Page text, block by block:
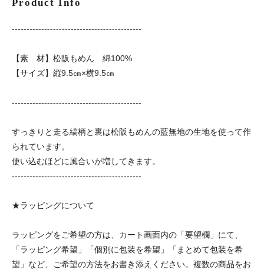
Product Info
--------------------------------------------
【素 材】松阪もめん 綿100%
【サイズ】縦9.5㎝×横9.5㎝
--------------------------------------------
すっきりと走る縞柄と裏は松阪もめんの藍無地の生地を使って作
られています。
使い込むほどに風合いが増してきます。
--------------------------------------------
★ラッピングについて
ラッピングをご希望の方は、カート画面内の「要望欄」にて、
「ラッピング希望」「個別に包装を希望」「まとめて包装を希
望」など、ご希望の方法をお書き添えください。複数の商品をお